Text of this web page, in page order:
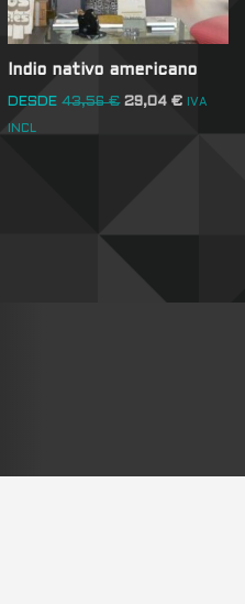
Indio nativo americano
DESDE 43,56€ 29,04€ IVA
INCL